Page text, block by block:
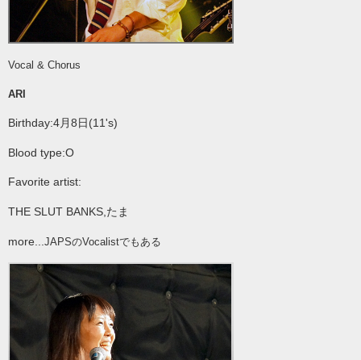
Vocal & Chorus
ARI
Birthday:4月8日(11's)
Blood type:O
Favorite artist:
THE SLUT BANKS,たま
more... JAPSのVocalistでもある